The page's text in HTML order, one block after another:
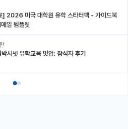
일 템플릿
사넷 유학교육 밋업: 참석자 후기